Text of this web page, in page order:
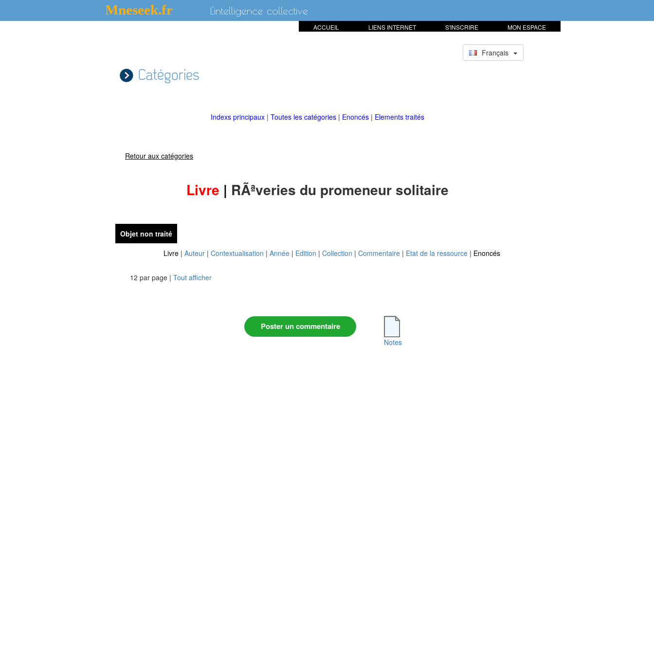
Mneseek.fr L'intelligence collective
MON ESPACE
S'INSCRIRE
LIENS INTERNET
ACCUEIL
Français
Catégories
Indexs principaux | Toutes les catégories | Enoncés | Elements traités
Retour aux catégories
Livre | RÃªveries du promeneur solitaire
Objet non traité
Livre | Auteur | Contextualisation | Année | Edition | Collection | Commentaire | Etat de la ressource | Enoncés
12 par page | Tout afficher
Poster un commentaire
Notes